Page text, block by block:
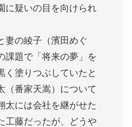
に疑いの目を向けられ
妻の綾子（濱田めぐ
課題で「将来の夢」を
く塗りつぶしていたと
（番家天嵩）について
太には会社を継がせた
工藤だったが、どうや